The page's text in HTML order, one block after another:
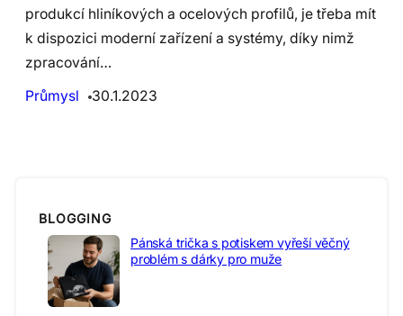
produkcí hliníkových a ocelových profilů, je třeba mít
k dispozici moderní zařízení a systémy, díky nimž
zpracování…
Průmysl
30.1.2023
BLOGGING
Pánská trička s potiskem vyřeší věčný
problém s dárky pro muže